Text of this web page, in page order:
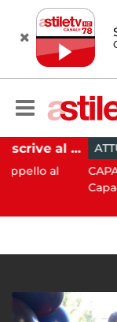
Paestum, Codacons scrive al ministro Giuli: "Rilanciare scavi dell'Anfiteatro nell'area archeologica"
al
ATTUALITÀ
CAPACCIO
Capaccio